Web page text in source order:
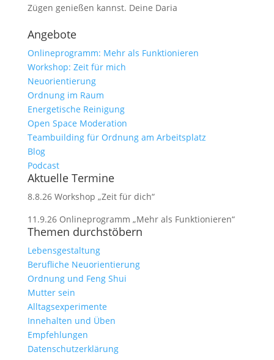
Zügen genießen kannst. Deine Daria
Angebote
Onlineprogramm: Mehr als Funktionieren
Workshop: Zeit für mich
Neuorientierung
Ordnung im Raum
Energetische Reinigung
Open Space Moderation
Teambuilding für Ordnung am Arbeitsplatz
Blog
Podcast
Aktuelle Termine
8.8.26 Workshop „Zeit für dich“
11.9.26 Onlineprogramm „Mehr als Funktionieren“
Themen durchstöbern
Lebensgestaltung
Berufliche Neuorientierung
Ordnung und Feng Shui
Mutter sein
Alltagsexperimente
Innehalten und Üben
Empfehlungen
Datenschutzerklärung